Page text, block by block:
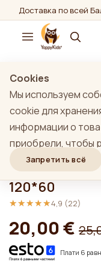
Доставка по всей
показать все
YappyShield
120*60
★★★★★
★★★★★4,9 (22)
20,00 €
Плати 6
Cookies
Мы используем
cookie для
информации о
приобрели, чтобы
которые, по
заинтересовать.
политике
кнопку "Узнать
всеми файлами
или отклонить их,
пользователь
Запретить всё